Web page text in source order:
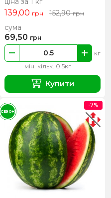
139,00 грн 152,90грн
мін. кільк. 0.5кг
кг
сума
69,50 грн
Купити
-7%
СЕЗОН